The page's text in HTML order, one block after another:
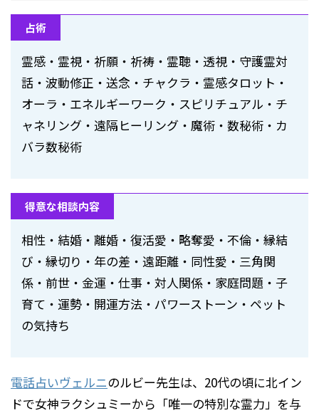
占術
霊感・霊視・祈願・祈祷・霊聴・透視・守護霊対
話・波動修正・送念・チャクラ・霊感タロット・
オーラ・エネルギーワーク・スピリチュアル・チ
ャネリング・遠隔ヒーリング・魔術・数秘術・カ
バラ数秘術
得意な相談内容
相性・結婚・離婚・復活愛・略奪愛・不倫・縁結
び・縁切り・年の差・遠距離・同性愛・三角関
係・前世・金運・仕事・対人関係・家庭問題・子
育て・運勢・開運方法・パワーストーン・ペット
の気持ち
電話占いヴェルニのルビー先生は、20代の頃に北イン
ドで女神ラクシュミーから「唯一の特別な霊力」を与